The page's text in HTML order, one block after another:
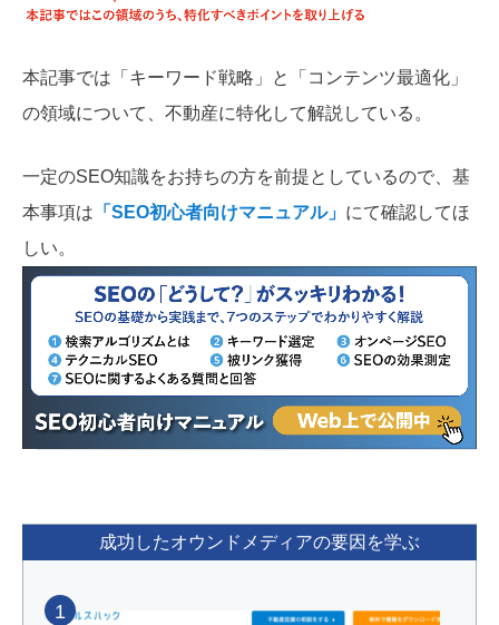
本記事では「キーワード戦略」と「コンテンツ最適化」
の領域について、不動産に特化して解説している。
一定のSEO知識をお持ちの方を前提としているので、基
本事項は 「SEO初心者向けマニュアル」 にて確認してほ
しい。
成功したオウンドメディアの要因を学ぶ
1